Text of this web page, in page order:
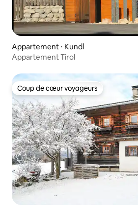
Appartement ⋅ Kundl
Appartement Tirol
Coup de cœur voyageurs
Coup de cœur voyageurs